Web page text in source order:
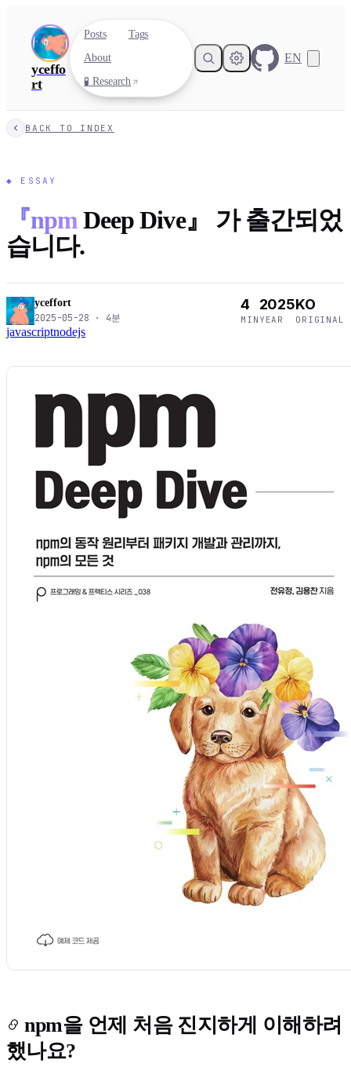
yceffo
rt
Posts
Tags
About
🧪 Research
EN
BACK TO INDEX
◆ ESSAY
『npm Deep Dive』 가 출간되었
습니다.
yceffort
2025-05-28 · 4분
4
MIN
2025
YEAR
KO
ORIGINAL
javascriptnodejs
npm을 언제 처음 진지하게 이해하려
했나요?